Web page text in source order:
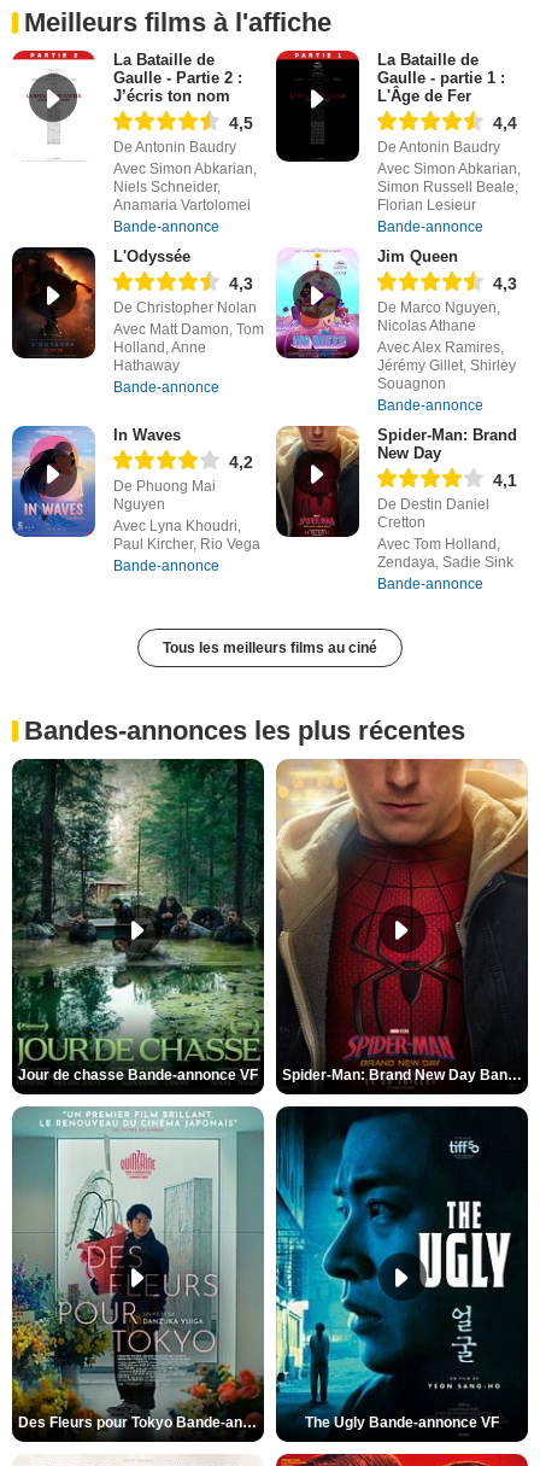
Meilleurs films à l'affiche
La Bataille de
Gaulle - Partie 2 :
J’écris ton nom
4,5
De Antonin Baudry
Avec Simon Abkarian,
Niels Schneider,
Anamaria Vartolomei
Bande-annonce
La Bataille de
Gaulle - partie 1 :
L'Âge de Fer
4,4
De Antonin Baudry
Avec Simon Abkarian,
Simon Russell Beale,
Florian Lesieur
Bande-annonce
L'Odyssée
4,3
De Christopher Nolan
Avec Matt Damon, Tom
Holland, Anne
Hathaway
Bande-annonce
Jim Queen
4,3
De Marco Nguyen,
Nicolas Athane
Avec Alex Ramires,
Jérémy Gillet, Shirley
Souagnon
Bande-annonce
In Waves
4,2
De Phuong Mai
Nguyen
Avec Lyna Khoudri,
Paul Kircher, Rio Vega
Bande-annonce
Spider-Man: Brand
New Day
4,1
De Destin Daniel
Cretton
Avec Tom Holland,
Zendaya, Sadie Sink
Bande-annonce
Tous les meilleurs films au ciné
Bandes-annonces les plus récentes
Jour de chasse Bande-annonce VF Spider-Man: Brand New Day Bande-annonce (3) VO STFR
Des Fleurs pour Tokyo Bande-annonce VO STFR The Ugly Bande-annonce VF